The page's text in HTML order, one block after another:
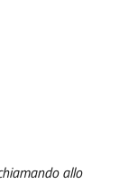
allo